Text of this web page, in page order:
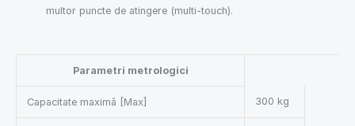
multor puncte de atingere (multi-touch).
Parametri metrologici
Capacitate maximă [Max] 300 kg